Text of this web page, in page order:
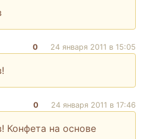
0 24 января 2011 в 15:05
0 24 января 2011 в 17:46
Конфета на основе